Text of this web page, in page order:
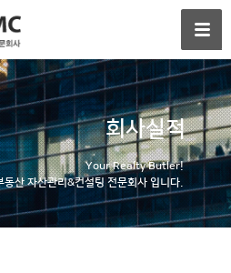
회사실적
Your Realty Butler!
산 자산관리&컨설팅 전문회사 입니다.